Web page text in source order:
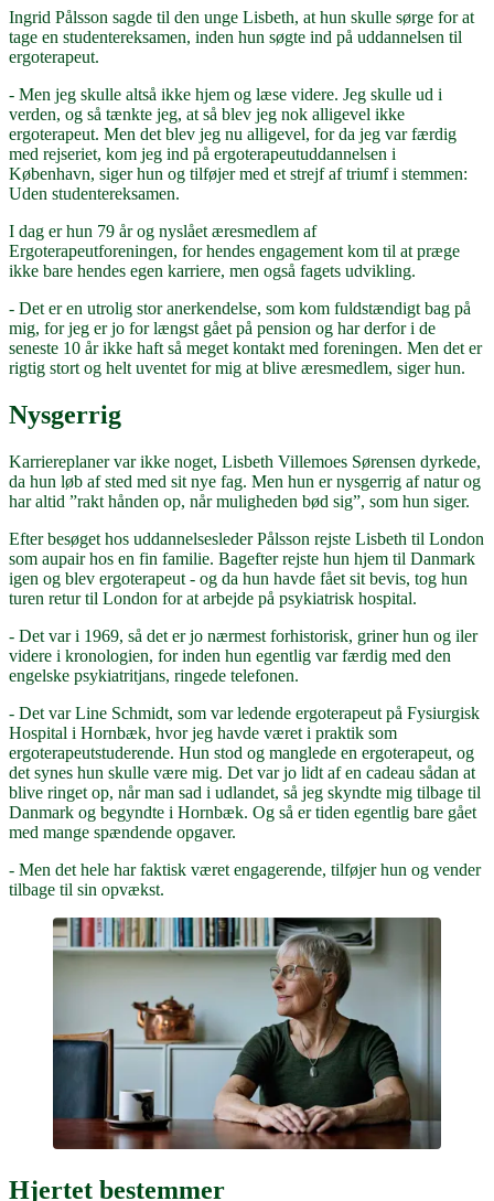
Ingrid Pålsson sagde til den unge Lisbeth, at hun skulle sørge for at
tage en studentereksamen, inden hun søgte ind på uddannelsen til
ergoterapeut.
- Men jeg skulle altså ikke hjem og læse videre. Jeg skulle ud i
verden, og så tænkte jeg, at så blev jeg nok alligevel ikke
ergoterapeut. Men det blev jeg nu alligevel, for da jeg var færdig
med rejseriet, kom jeg ind på ergoterapeutuddannelsen i
København, siger hun og tilføjer med et strejf af triumf i stemmen:
Uden studentereksamen.
I dag er hun 79 år og nyslået æresmedlem af
Ergoterapeutforeningen, for hendes engagement kom til at præge
ikke bare hendes egen karriere, men også fagets udvikling.
- Det er en utrolig stor anerkendelse, som kom fuldstændigt bag på
mig, for jeg er jo for længst gået på pension og har derfor i de
seneste 10 år ikke haft så meget kontakt med foreningen. Men det er
rigtig stort og helt uventet for mig at blive æresmedlem, siger hun.
Nysgerrig
Karriereplaner var ikke noget, Lisbeth Villemoes Sørensen dyrkede,
da hun løb af sted med sit nye fag. Men hun er nysgerrig af natur og
har altid ”rakt hånden op, når muligheden bød sig”, som hun siger.
Efter besøget hos uddannelsesleder Pålsson rejste Lisbeth til London
som aupair hos en fin familie. Bagefter rejste hun hjem til Danmark
igen og blev ergoterapeut - og da hun havde fået sit bevis, tog hun
turen retur til London for at arbejde på psykiatrisk hospital.
- Det var i 1969, så det er jo nærmest forhistorisk, griner hun og iler
videre i kronologien, for inden hun egentlig var færdig med den
engelske psykiatritjans, ringede telefonen.
- Det var Line Schmidt, som var ledende ergoterapeut på Fysiurgisk
Hospital i Hornbæk, hvor jeg havde været i praktik som
ergoterapeutstuderende. Hun stod og manglede en ergoterapeut, og
det synes hun skulle være mig. Det var jo lidt af en cadeau sådan at
blive ringet op, når man sad i udlandet, så jeg skyndte mig tilbage til
Danmark og begyndte i Hornbæk. Og så er tiden egentlig bare gået
med mange spændende opgaver.
- Men det hele har faktisk været engagerende, tilføjer hun og vender
tilbage til sin opvækst.
Hjertet bestemmer